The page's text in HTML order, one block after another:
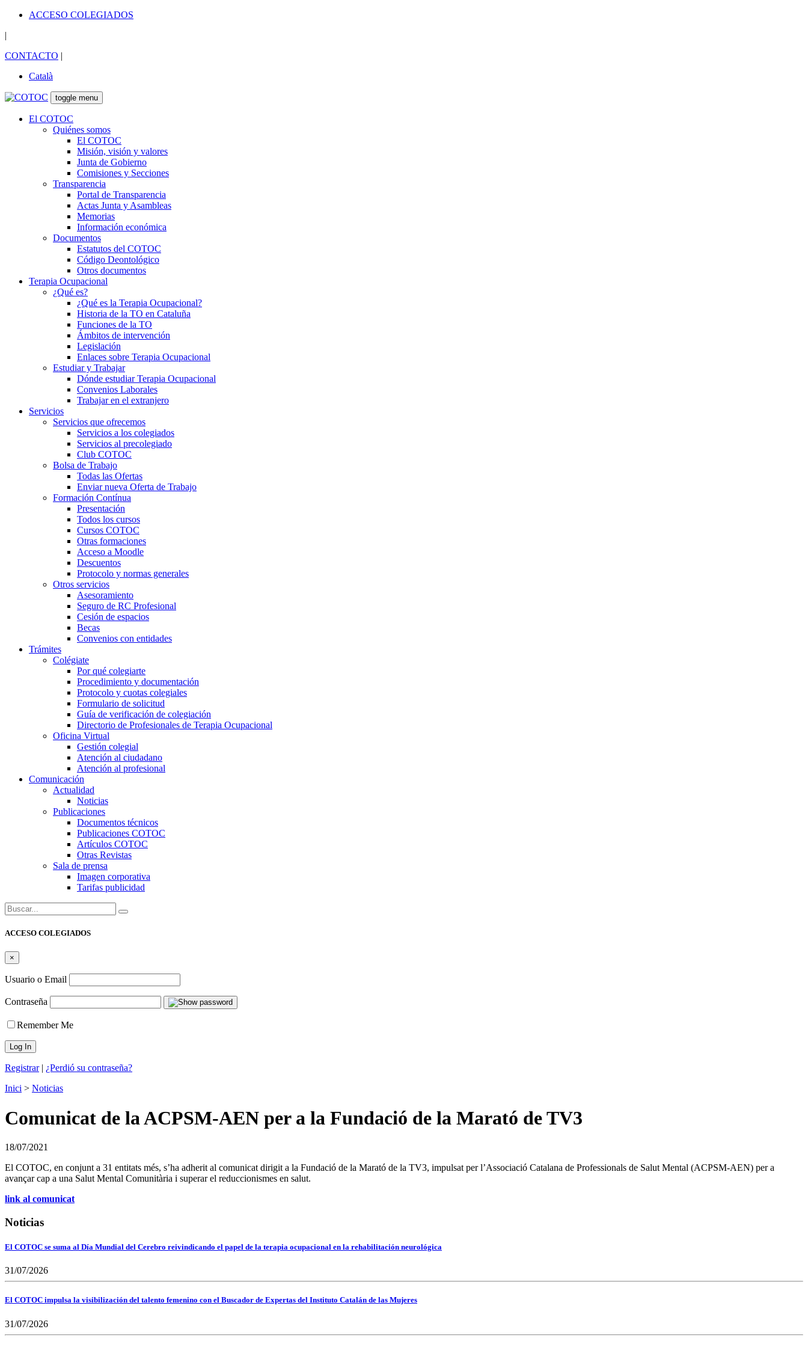
ACCESO COLEGIADOS
|
CONTACTO |
Català
toggle menu
El COTOC
Quiénes somos
El COTOC
Misión, visión y valores
Junta de Gobierno
Comisiones y Secciones
Transparencia
Portal de Transparencia
Actas Junta y Asambleas
Memorias
Información económica
Documentos
Estatutos del COTOC
Código Deontológico
Otros documentos
Terapia Ocupacional
¿Qué es?
¿Qué es la Terapia Ocupacional?
Historia de la TO en Cataluña
Funciones de la TO
Ámbitos de intervención
Legislación
Enlaces sobre Terapia Ocupacional
Estudiar y Trabajar
Dónde estudiar Terapia Ocupacional
Convenios Laborales
Trabajar en el extranjero
Servicios
Servicios que ofrecemos
Servicios a los colegiados
Servicios al precolegiado
Club COTOC
Bolsa de Trabajo
Todas las Ofertas
Enviar nueva Oferta de Trabajo
Formación Contínua
Presentación
Todos los cursos
Cursos COTOC
Otras formaciones
Acceso a Moodle
Descuentos
Protocolo y normas generales
Otros servicios
Asesoramiento
Seguro de RC Profesional
Cesión de espacios
Becas
Convenios con entidades
Trámites
Colégiate
Por qué colegiarte
Procedimiento y documentación
Protocolo y cuotas colegiales
Formulario de solicitud
Guía de verificación de colegiación
Directorio de Profesionales de Terapia Ocupacional
Oficina Virtual
Gestión colegial
Atención al ciudadano
Atención al profesional
Comunicación
Actualidad
Noticias
Publicaciones
Documentos técnicos
Publicaciones COTOC
Artículos COTOC
Otras Revistas
Sala de prensa
Imagen corporativa
Tarifas publicidad
Buscar:
ACCESO COLEGIADOS
×
Usuario o Email
Contraseña
Remember Me
Registrar| ¿Perdió su contraseña?
Inici > Noticias
Comunicat de la ACPSM-AEN per a la Fundació de la Marató de TV3
18/07/2021
El COTOC, en conjunt a 31 entitats més, s’ha adherit al comunicat dirigit a la Fundació de la Marató de la TV3, impulsat per l’Associació Catalana de Professionals de Salut Mental (ACPSM-AEN) per a
avançar cap a una Salut Mental Comunitària i superar el reduccionismes en salut.
link al comunicat
Noticias
El COTOC se suma al Día Mundial del Cerebro reivindicando el papel de la terapia ocupacional en la rehabilitación neurológica
31/07/2026
El COTOC impulsa la visibilización del talento femenino con el Buscador de Expertas del Instituto Catalán de las Mujeres
31/07/2026